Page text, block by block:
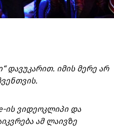
დავუკარით. იმის მერე არ
ის ვიდეოკლიპი და
ამ ლაივზე